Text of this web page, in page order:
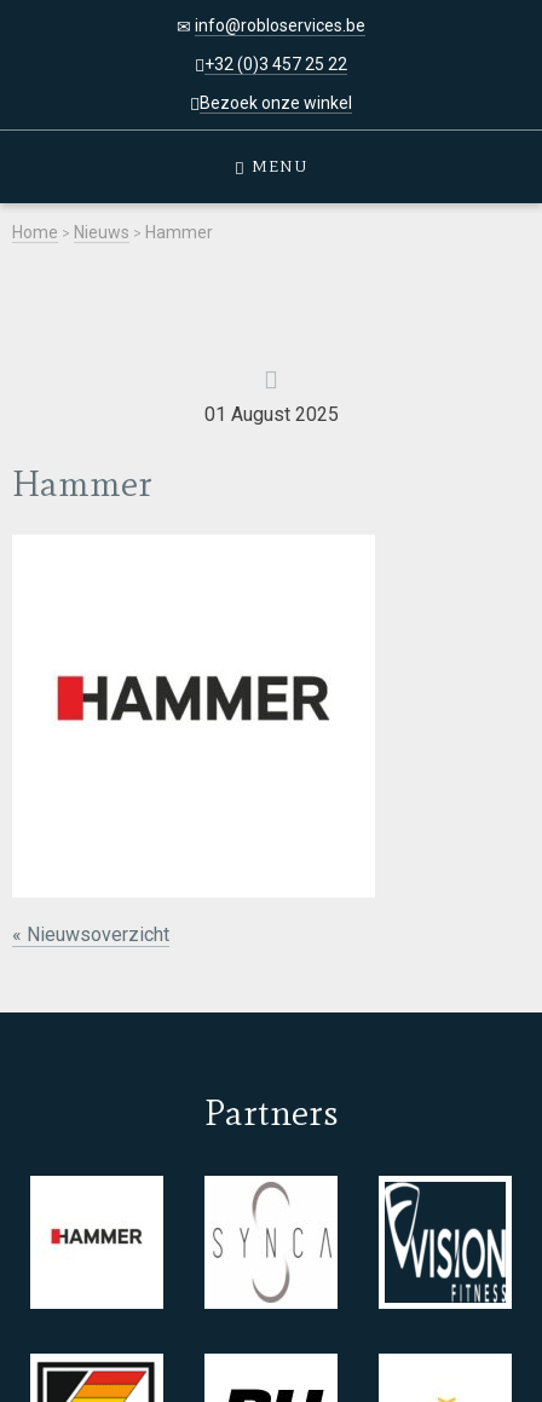
info@robloservices.be
+32 (0)3 457 25 22
Bezoek onze winkel
MENU
Home > Nieuws > Hammer
01 August 2025
Hammer
« Nieuwsoverzicht
Partners